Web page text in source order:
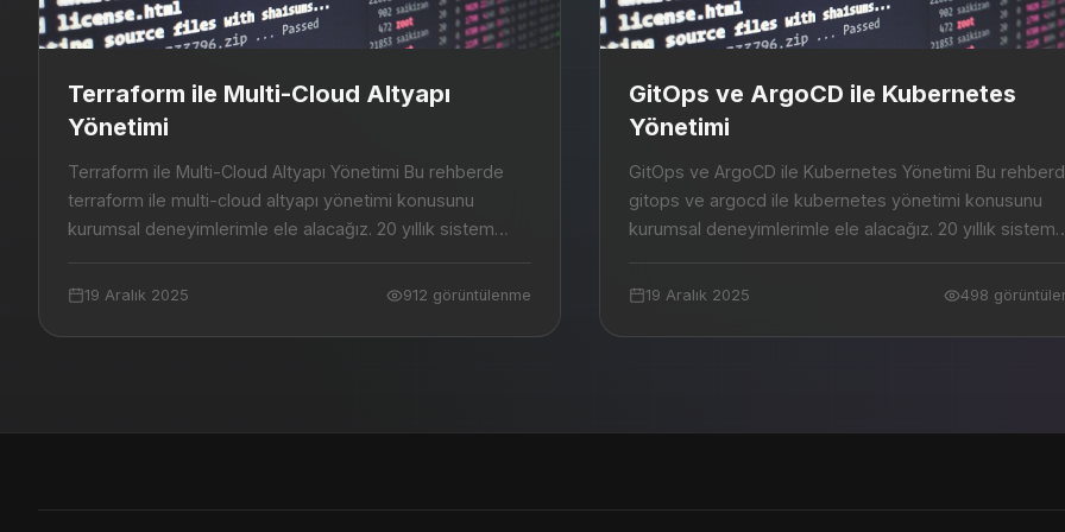
Terraform ile Multi-Cloud Altyapı
Yönetimi
Terraform ile Multi-Cloud Altyapı Yönetimi Bu rehberde
terraform ile multi-cloud altyapı yönetimi konusunu
kurumsal deneyimlerimle ele alacağız. 20 yıllık sistem
19 Aralık 2025 912 görüntülenme
GitOps ve ArgoCD ile Kubernetes
Yönetimi
GitOps ve ArgoCD ile Kubernetes Yönetimi Bu rehberde
gitops ve argocd ile kubernetes yönetimi konusunu
kurumsal deneyimlerimle ele alacağız. 20 yıllık sistem
19 Aralık 2025 498